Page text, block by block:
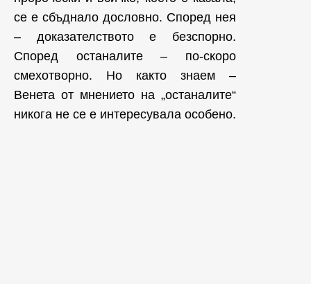
се е сбъднало дословно. Според нея
– доказателството е безспорно.
Според останалите – по-скоро
смехотворно. Но както знаем –
Венета от мнението на „останалите“
никога не се е интересувала особено.